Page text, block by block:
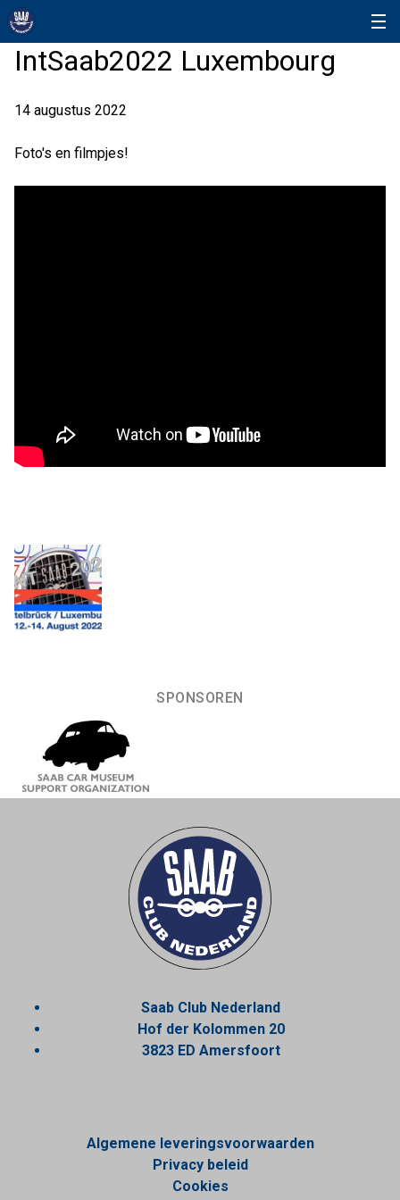
IntSaab2022 Luxembourg
14 augustus 2022
Foto's en filmpjes!
SPONSOREN
Saab Club Nederland
Hof der Kolommen 20
3823 ED Amersfoort
Algemene leveringsvoorwaarden
Privacy beleid
Cookies